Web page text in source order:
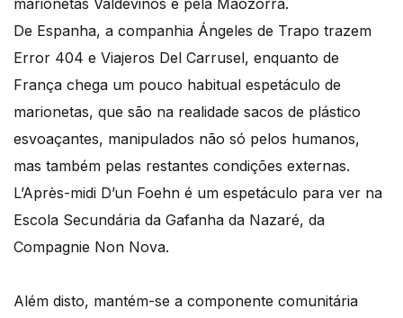
marionetas Valdevinos e pela Mãozorra.
De Espanha, a companhia Ángeles de Trapo trazem
Error 404 e Viajeros Del Carrusel, enquanto de
França chega um pouco habitual espetáculo de
marionetas, que são na realidade sacos de plástico
esvoaçantes, manipulados não só pelos humanos,
mas também pelas restantes condições externas.
L’Après-midi D’un Foehn é um espetáculo para ver na
Escola Secundária da Gafanha da Nazaré, da
Compagnie Non Nova.
Além disto, mantém-se a componente comunitária